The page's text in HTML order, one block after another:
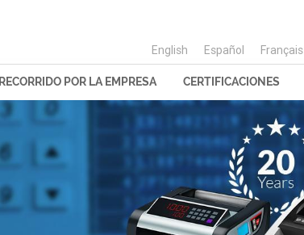
English Español Français
RECORRIDO POR LA EMPRESA CERTIFICACIONES